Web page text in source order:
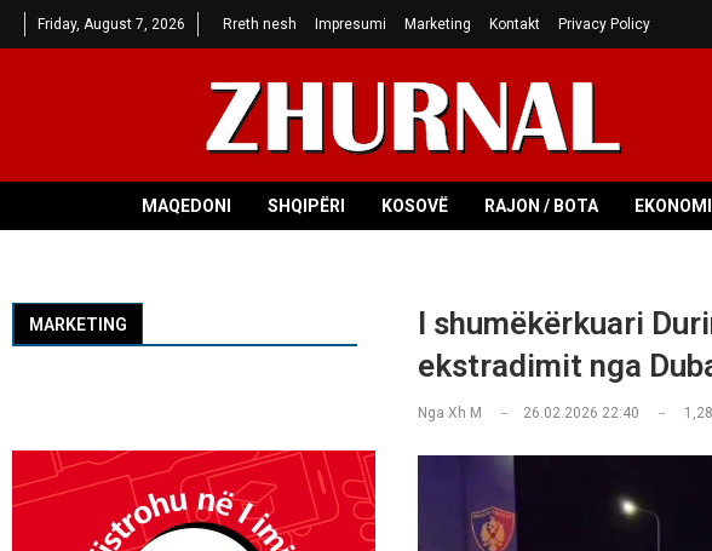
Friday, August 7, 2026 Rreth nesh Impresumi Marketing Kontakt Privacy Policy
MAQEDONI SHQIPËRI KOSOVË RAJON / BOTA EKONOMI
I shumëkërkuari
ekstradimit nga
Nga Xh M 26.02.2026 22:40
MARKETING